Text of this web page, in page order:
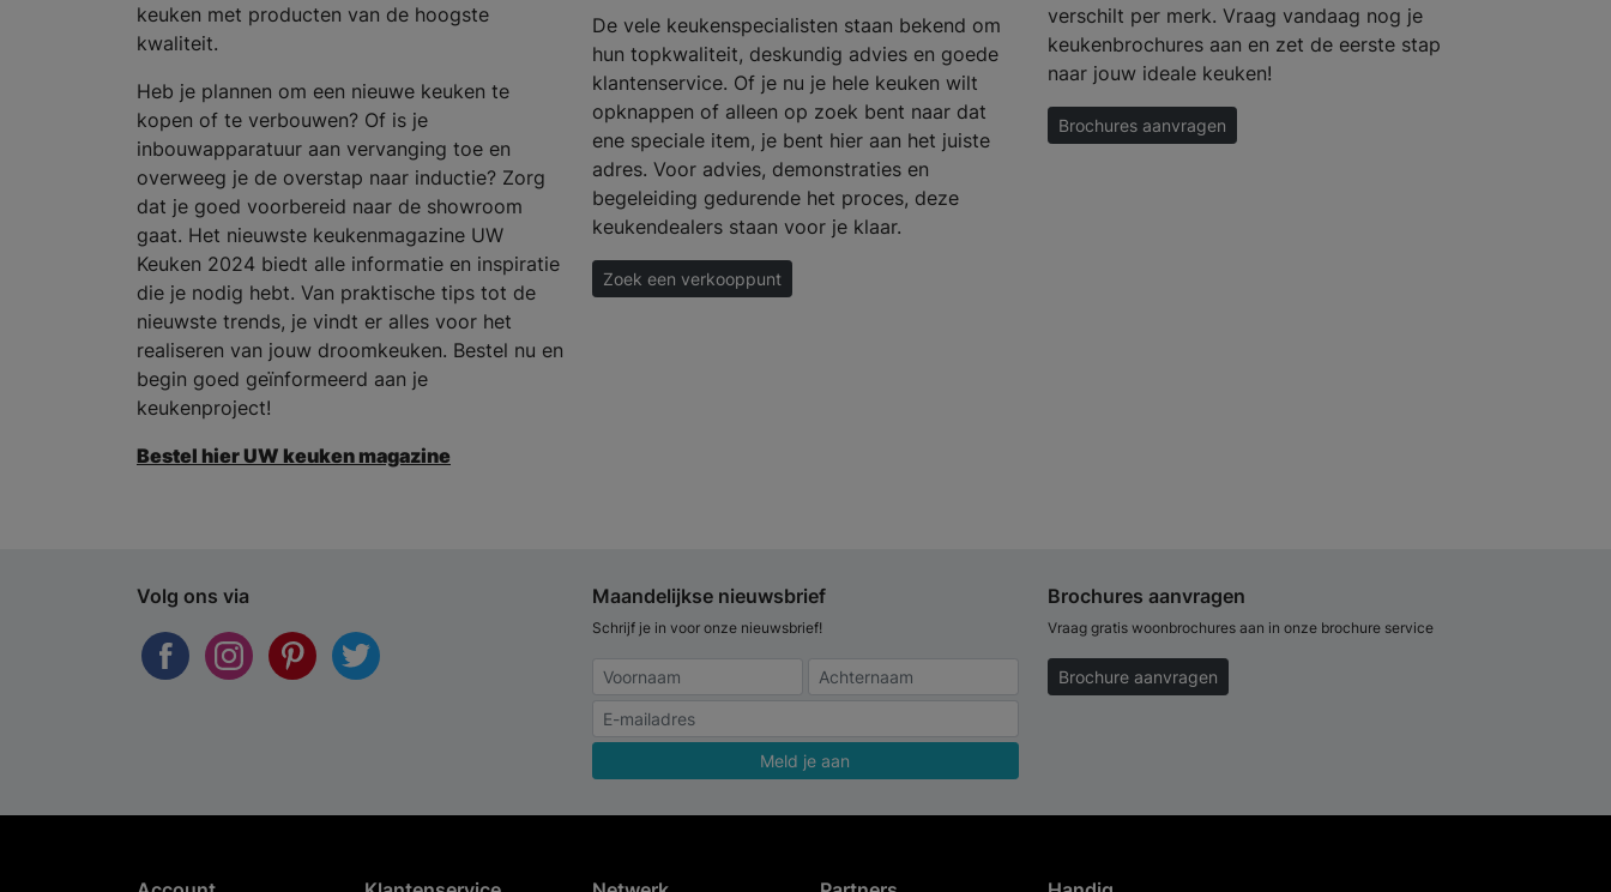
keuken met producten van de hoogste
kwaliteit.
Heb je plannen om een nieuwe keuken te
kopen of te verbouwen? Of is je
inbouwapparatuur aan vervanging toe en
overweeg je de overstap naar inductie? Zorg
dat je goed voorbereid naar de showroom
gaat. Het nieuwste keukenmagazine UW
Keuken 2024 biedt alle informatie en inspiratie
die je nodig hebt. Van praktische tips tot de
nieuwste trends, je vindt er alles voor het
realiseren van jouw droomkeuken. Bestel nu en
begin goed geïnformeerd aan je
keukenproject!
Bestel hier UW keuken magazine
De vele keukenspecialisten staan bekend om
hun topkwaliteit, deskundig advies en goede
klantenservice. Of je nu je hele keuken wilt
opknappen of alleen op zoek bent naar dat
ene speciale item, je bent hier aan het juiste
adres. Voor advies, demonstraties en
begeleiding gedurende het proces, deze
keukendealers staan voor je klaar.
Zoek een verkooppunt
verschilt per merk. Vraag vandaag nog je
keukenbrochures aan en zet de eerste stap
naar jouw ideale keuken!
Brochures aanvragen
Volg ons via Maandelijkse nieuwsbrief
Schrijf je in voor onze nieuwsbrief!
Meld je aan
Brochures aanvragen
Vraag gratis woonbrochures aan in onze brochure service
Brochure aanvragen